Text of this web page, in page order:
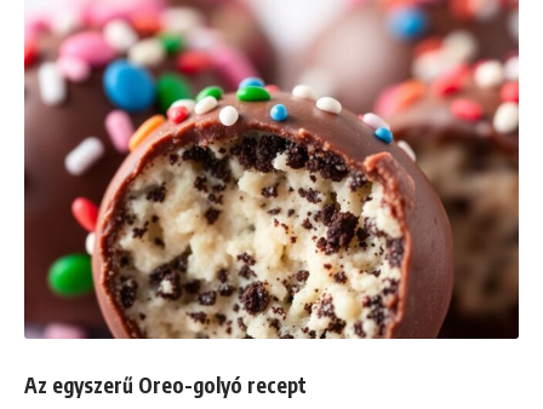
Az egyszerű Oreo-golyó recept